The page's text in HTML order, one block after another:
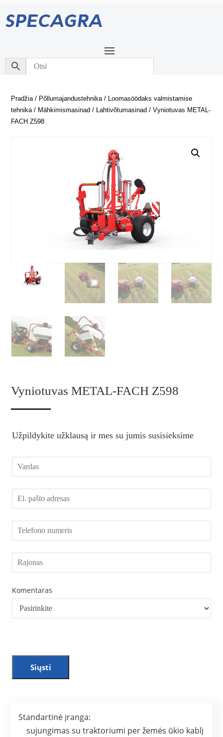
Pradžia/ Põllumajandustehnika/ Loomasöödaks valmistamise
tehnika/ Mähkimismasinad / Lahtivõtumasinad / Vyniotuvas METAL-
FACH Z598
Vyniotuvas METAL-FACH Z598
Užpildykite užklausą ir mes su jumis susisieksime
Komentaras
Siųsti
Standartinė įranga:
sujungimas su traktoriumi per žemės ūkio kablį